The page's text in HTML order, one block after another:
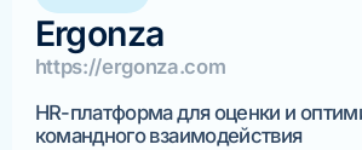
Ergonza
https://ergonza.com
HR-платформа для оценки и
командного взаимодействия